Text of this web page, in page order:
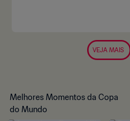
VEJA MAIS
Melhores Momentos da Copa
do Mundo